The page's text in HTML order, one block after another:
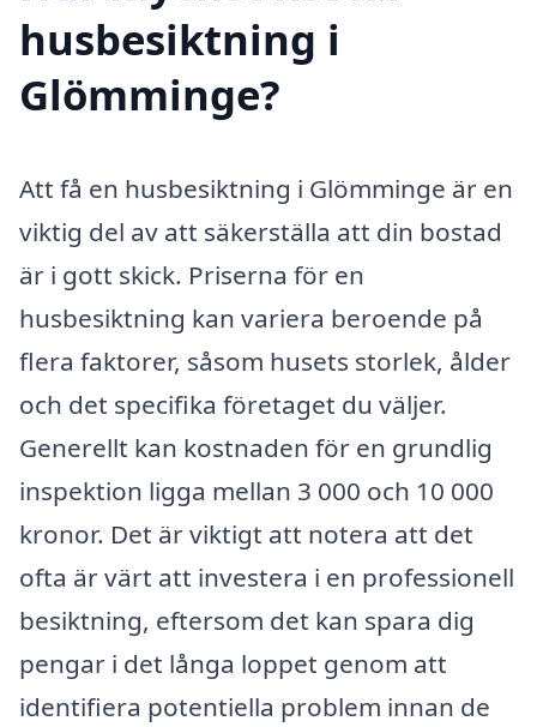
husbesiktning i
Glömminge?
Att få en husbesiktning i Glömminge är en
viktig del av att säkerställa att din bostad
är i gott skick. Priserna för en
husbesiktning kan variera beroende på
flera faktorer, såsom husets storlek, ålder
och det specifika företaget du väljer.
Generellt kan kostnaden för en grundlig
inspektion ligga mellan 3 000 och 10 000
kronor. Det är viktigt att notera att det
ofta är värt att investera i en professionell
besiktning, eftersom det kan spara dig
pengar i det långa loppet genom att
identifiera potentiella problem innan de